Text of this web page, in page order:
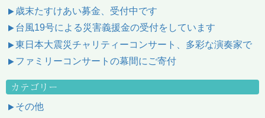
歳末たすけあい募金、受付中です
台風19号による災害義援金の受付をしています
東日本大震災チャリティーコンサート、多彩な演奏家で
ファミリーコンサートの幕間にご寄付
カテゴリー
その他